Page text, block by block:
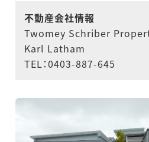
不動産会社情報
Twomey Schriber
Karl Latham
TEL：0403-887-645